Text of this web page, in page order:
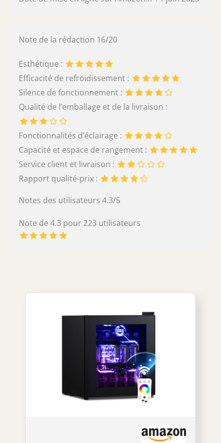
Note de la rédaction 16/20
Esthétique :
Efficacité de refroidissement :
Silence de fonctionnement :
Qualité de l’emballage et de la livraison :
Fonctionnalités d’éclairage :
Capacité et espace de rangement :
Service client et livraison :
Rapport qualité-prix :
Notes des utilisateurs 4.3/5
Note de 4.3 pour 223 utilisateurs